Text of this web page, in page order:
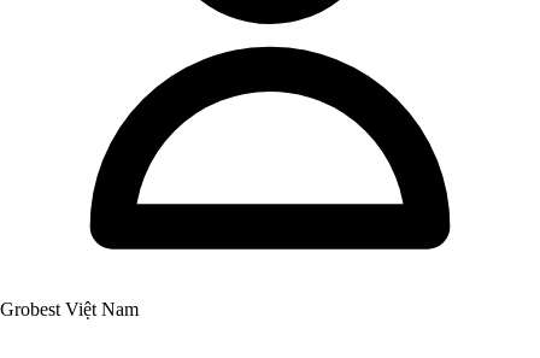
Grobest Việt Nam